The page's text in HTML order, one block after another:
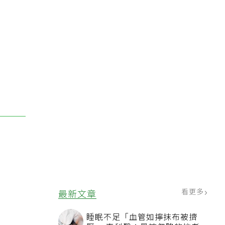
最新文章 看更多
睡眠不足「血管如擰抹布被擠